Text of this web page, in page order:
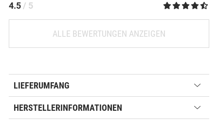
4.5 / 5
ALLE BEWERTUNGEN ANZEIGEN
LIEFERUMFANG
HERSTELLERINFORMATIONEN